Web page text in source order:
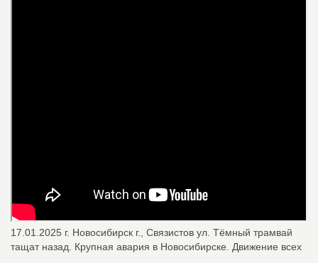
17.01.2025 г. Новосибирск г., Связистов ул. Тёмный трамвай
тащат назад. Крупная авария в Новосибирске. Движение всех